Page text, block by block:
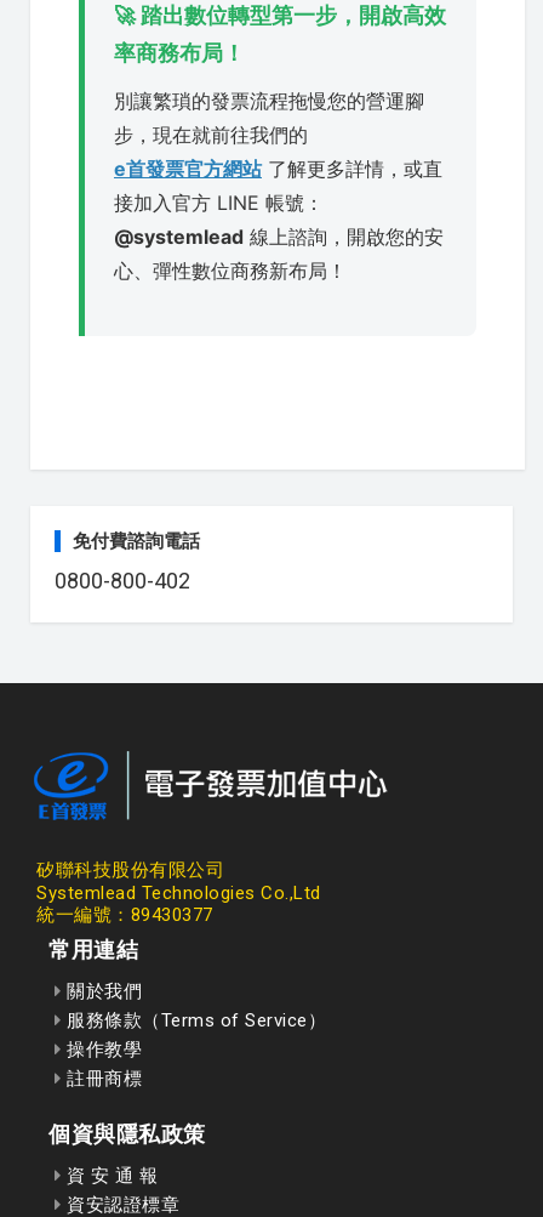
🚀 踏出數位轉型第一步，開啟高效
率商務布局！
別讓繁瑣的發票流程拖慢您的營運腳
步，現在就前往我們的
e首發票官方網站了解更多詳情，或直
接加入官方 LINE 帳號：
@systemlead 線上諮詢，開啟您的安
心、彈性數位商務新布局！
免付費諮詢電話
0800-800-402
矽聯科技股份有限公司
Systemlead Technologies Co.,Ltd
統一編號：89430377
常用連結
關於我們
服務條款（Terms of Service）
操作教學
註冊商標
個資與隱私政策
資 安 通 報
資安認證標章